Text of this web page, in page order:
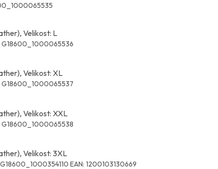
Velikost: L
G18600_1000065536
Velikost: XL
G18600_1000065537
Velikost: XXL
G18600_1000065538
Velikost: 3XL
EAN: 1200103130669